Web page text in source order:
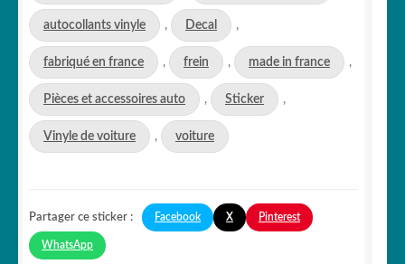
autocollants vinyle , Decal ,
fabriqué en france , frein , made in france ,
Pièces et accessoires auto , Sticker ,
Vinyle de voiture , voiture
Partager ce sticker : Facebook X Pinterest
WhatsApp